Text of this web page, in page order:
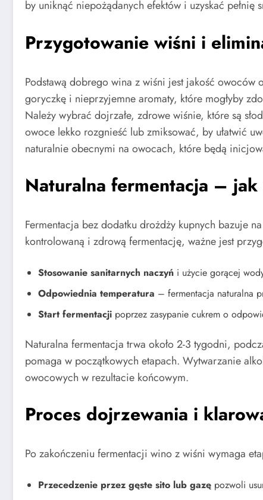
by uniknąć niepożądanych efektów i uzyskać pełnię
Przygotowanie wiśni i
Podstawą dobrego wina z wiśni jest jakość
goryczkę i nieprzyjemne aromaty, które mogłyby
Należy wybrać dojrzałe, zdrowe wiśnie, które są
owoce lekko rozgnieść lub zmiksować, by ułatwić
naturalnie obecnymi na owocach, które będą
Naturalna fermentacja –
Fermentacja bez dodatku drożdży kupnych bazuje
kontrolowaną i zdrową fermentację, ważne jest
Stosowanie sanitarnych naczyń i użycie gorącej
Odpowiednia temperatura – fermentacja naturalna
Start fermentacji poprzez zasypanie cukrem o
Naturalna fermentacja trwa około 2-3 tygodni,
pomaga w początkowych etapach. Wytwarzanie
owocowych w rezultacie końcowym.
Proces dojrzewania i
Po zakończeniu fermentacji wino z wiśni wymaga
Przecedzenie przez gęste sito lub gazę pozwoli